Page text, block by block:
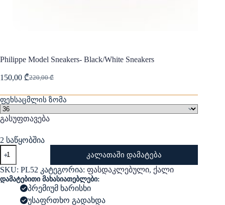
Philippe Model Sneakers- Black/White Sneakers
220,00₾
Original
was:
150,00 ₾Current
is:
ფეხსაცმლის ზომა
გასუფთავება
2 საწყობშია
Philippe
Model
Sneakers-
Black/White
Sneakers
კალათაში დამატება
SKU: PL52 კატეგორია: ფასდაკლებული, ქალი
დამატებითი მახასიათებლები:
პრემიუმ ხარისხი
უსაფრთხო გადახდა